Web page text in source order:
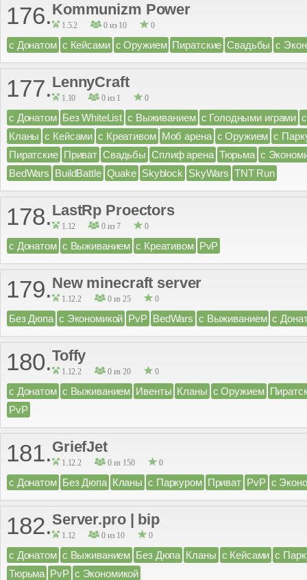
176.Kommunizm Power
1.5.2 0 из 10 0
с Донатом с Кейсами с Оружием Пиратские Свадьбы с
177.LennyCraft
1.10 0 из 1 0
с Донатом Без WhiteList с Выживанием с Голодными играми
Кланы с Кейсами с Креативом Моб арена с Оружием с
Пиратские Приват Свадьбы Сплиф арена Тюрьма с
BedWars BuildBattle Quake Skyblock SkyWars TNT Run
178.LastRp Proectors
1.12 0 из 7 0
с Донатом с Выживанием с Креативом PvP
179.New minecraft server
1.12.2 0 из 25 0
Без Дюпа с Экономикой PvP BedWars с Выживанием с
180.Toffy
1.12.2 0 из 20 0
с Донатом с Выживанием Ивенты Кланы с Оружием
PvP
181.GriefJet
1.12.2 0 из 150 0
с Донатом Без Дюпа Кланы с Паркуром Приват PvP с
182.Server.pro | bip
1.12 0 из 10 0
с Донатом с Выживанием Без Дюпа Кланы с Кейсами с
Тюрьма PvP с Экономикой